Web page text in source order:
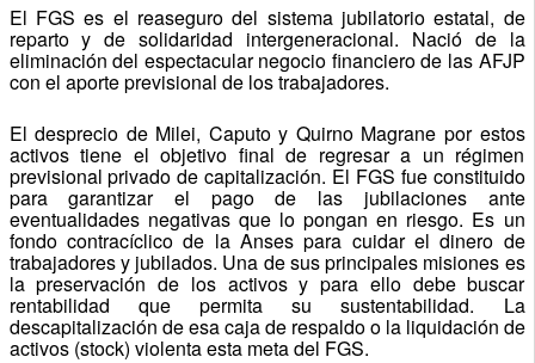
El FGS es el reaseguro del sistema jubilatorio estatal, de
reparto y de solidaridad intergeneracional. Nació de la
eliminación del espectacular negocio financiero de las AFJP
con el aporte previsional de los trabajadores.
El desprecio de Milei, Caputo y Quirno Magrane por estos
activos tiene el objetivo final de regresar a un régimen
previsional privado de capitalización. El FGS fue constituido
para garantizar el pago de las jubilaciones ante
eventualidades negativas que lo pongan en riesgo. Es un
fondo contracíclico de la Anses para cuidar el dinero de
trabajadores y jubilados. Una de sus principales misiones es
la preservación de los activos y para ello debe buscar
rentabilidad que permita su sustentabilidad. La
descapitalización de esa caja de respaldo o la liquidación de
activos (stock) violenta esta meta del FGS.